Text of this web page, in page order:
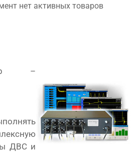
нет активных товаров
–
ДВС и